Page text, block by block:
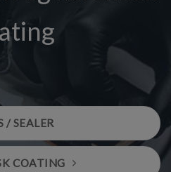
/ SEALER
COATING